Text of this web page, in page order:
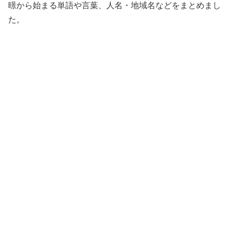
暻から始まる単語や言葉、人名・地域名などをまとめまし
た。